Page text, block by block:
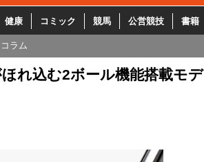
健康 コミック 競馬 公営競技 書籍
コラム
れ込む2ボール機能搭載モデ